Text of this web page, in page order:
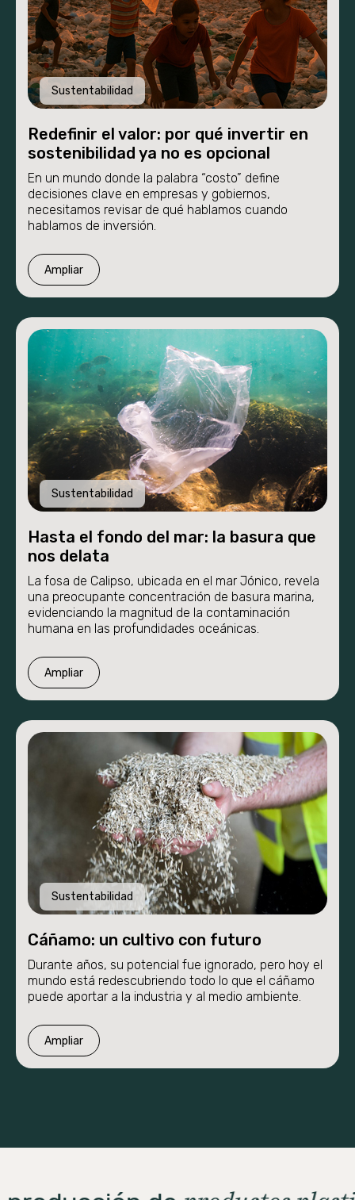
Nosotros
Novedades
Sustentabilidad
Redefinir el valor: por qué invertir en
sostenibilidad ya no es opcional
En un mundo donde la palabra “costo” define
decisiones clave en empresas y gobiernos,
necesitamos revisar de qué hablamos cuando
hablamos de inversión.
Ampliar
Sustentabilidad
Hasta el fondo del mar: la basura que
nos delata
La fosa de Calipso, ubicada en el mar Jónico, revela
una preocupante concentración de basura marina,
evidenciando la magnitud de la contaminación
humana en las profundidades oceánicas.
Ampliar
Sustentabilidad
Cáñamo: un cultivo con futuro
Durante años, su potencial fue ignorado, pero hoy el
mundo está redescubriendo todo lo que el cáñamo
puede aportar a la industria y al medio ambiente.
Ampliar